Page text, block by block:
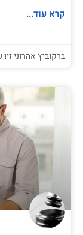
קרא עוד...
ברקוביץ אהרוני זיו